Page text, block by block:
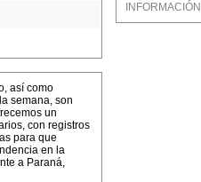
así como
semana, son
un
con registros
para que
en la
a Paraná,